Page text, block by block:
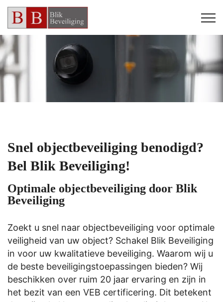
Snel objectbeveiliging benodigd?
Bel Blik Beveiliging!
Optimale objectbeveiliging door Blik
Beveiliging
Zoekt u snel naar objectbeveiliging voor optimale
veiligheid van uw object? Schakel Blik Beveiliging
in voor uw kwalitatieve beveiliging. Waarom wij u
de beste beveiligingstoepassingen bieden? Wij
beschikken over ruim 20 jaar ervaring en zijn in
het bezit van een VEB certificering. Dit betekent